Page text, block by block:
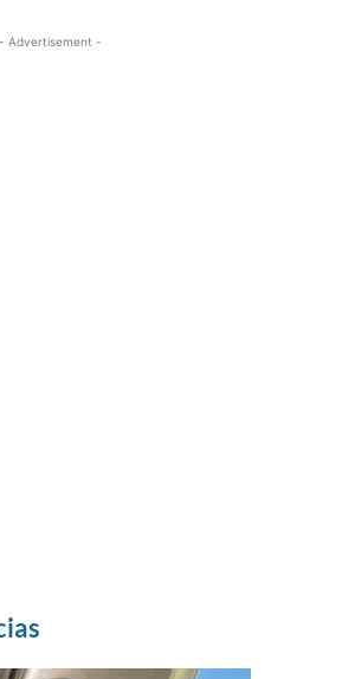
- Advertisement -